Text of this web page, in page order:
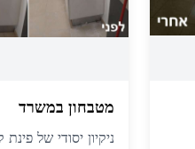
מטבחון במשרד
ניקיון יסודי של